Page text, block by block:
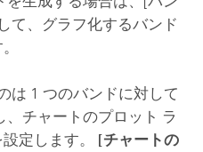
て、グラフ化するバンド
は 1 つのバンドに対して
チャートのプロット ラ
定します。 [チャートの